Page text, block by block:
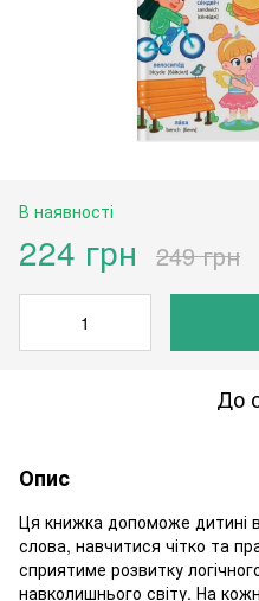
В наявності
224 грн 249 грн
До
Опис
Ця книжка допоможе дитині в
слова, навчитися чітко та
сприятиме розвитку
навколишнього світу. На